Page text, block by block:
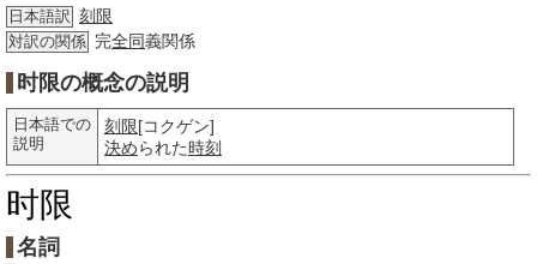
日本語訳 刻限
対訳の関係 完全同義関係
时限の概念の説明
日本語での
説明
刻限[コクゲン]
決められた時刻
时限
名詞